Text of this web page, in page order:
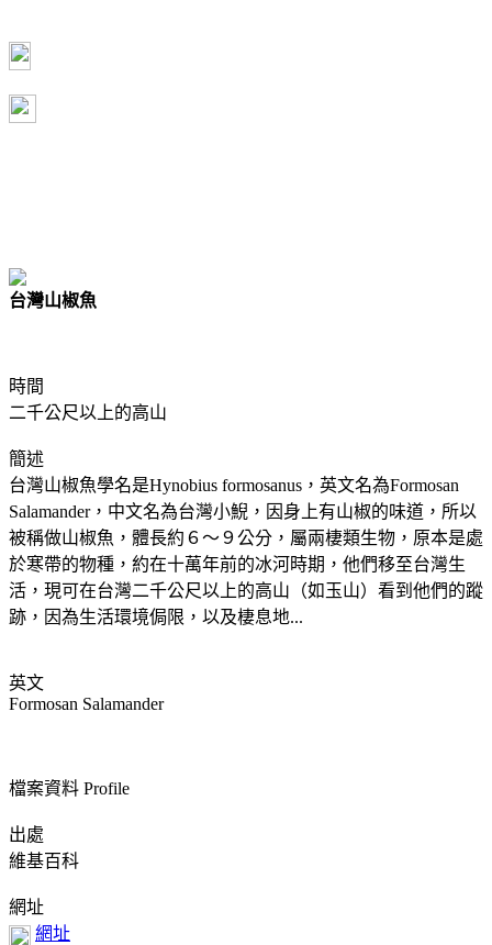
台灣山椒魚
時間
二千公尺以上的高山
簡述
台灣山椒魚學名是Hynobius formosanus，英文名為Formosan
Salamander，中文名為台灣小鯢，因身上有山椒的味道，所以
被稱做山椒魚，體長約６～９公分，屬兩棲類生物，原本是處
於寒帶的物種，約在十萬年前的冰河時期，他們移至台灣生
活，現可在台灣二千公尺以上的高山（如玉山）看到他們的蹤
跡，因為生活環境侷限，以及棲息地...
英文
Formosan Salamander
檔案資料 Profile
出處
維基百科
網址
網址